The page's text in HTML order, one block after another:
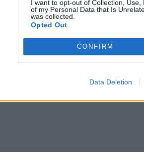
I want to opt-out of Collection,
of my Personal Data that Is
was collected.
Opted Out
CONFIRM
Data Deletion